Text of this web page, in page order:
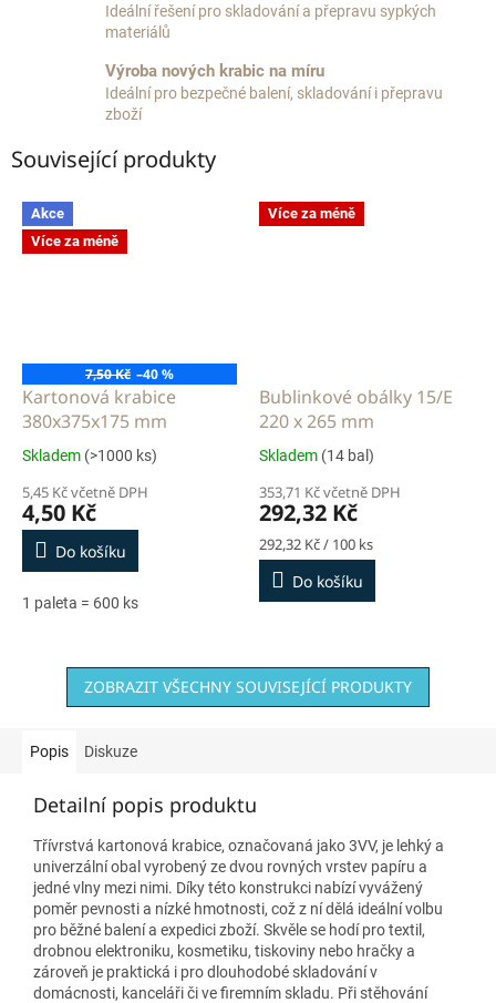
Ideální řešení pro skladování a přepravu sypkých
materiálů
Výroba nových krabic na míru
Ideální pro bezpečné balení, skladování i přepravu
zboží
Související produkty
Akce
Více za méně
7,50 Kč –40 %
Kartonová krabice
380x375x175 mm
Skladem (>1000 ks)
5,45 Kč včetně DPH
4,50 Kč
Do košíku
1 paleta = 600 ks
Více za méně
Bublinkové obálky 15/E
220 x 265 mm
Skladem (14 bal)
353,71 Kč včetně DPH
292,32 Kč
Měrná
cena:
292,32 Kč / 100 ks
Do košíku
ZOBRAZIT VŠECHNY SOUVISEJÍCÍ PRODUKTY
Popis Diskuze
Detailní popis produktu
Třívrstvá kartonová krabice, označovaná jako 3VV, je lehký a
univerzální obal vyrobený ze dvou rovných vrstev papíru a
jedné vlny mezi nimi. Díky této konstrukci nabízí vyvážený
poměr pevnosti a nízké hmotnosti, což z ní dělá ideální volbu
pro běžné balení a expedici zboží. Skvěle se hodí pro textil,
drobnou elektroniku, kosmetiku, tiskoviny nebo hračky a
zároveň je praktická i pro dlouhodobé skladování v
domácnosti, kanceláři či ve firemním skladu. Při stěhování